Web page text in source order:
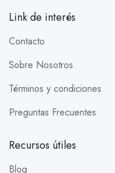
Link de interés
Contacto
Sobre Nosotros
Términos y condiciones
Preguntas Frecuentes
Recursos útiles
Blog